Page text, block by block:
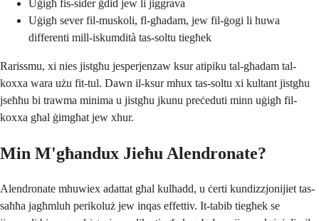
Uġigħ fis-sider ġdid jew li jiggrava
Uġigħ sever fil-muskoli, fl-għadam, jew fil-ġogi li huwa
differenti mill-iskumdità tas-soltu tiegħek
Rarissmu, xi nies jistgħu jesperjenzaw ksur atipiku tal-għadam tal-
koxxa wara użu fit-tul. Dawn il-ksur mhux tas-soltu xi kultant jistgħu
jseħħu bi trawma minima u jistgħu jkunu preċeduti minn uġigħ fil-
koxxa għal ġimgħat jew xhur.
Min M'għandux Jieħu Alendronate?
Alendronate mhuwiex adattat għal kulħadd, u ċerti kundizzjonijiet tas-
saħħa jagħmluh perikoluż jew inqas effettiv. It-tabib tiegħek se